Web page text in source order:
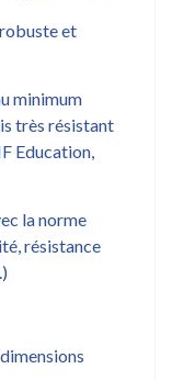
et
minimum
très résistant
Education,
la norme
résistance